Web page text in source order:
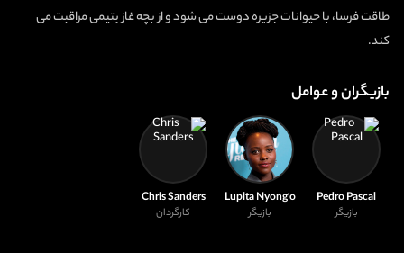
طاقت فرسا، با حیوانات جزیره دوست می شود و از بچه غاز یتیمی مراقبت می
کند.
بازیگران و عوامل
Pedro Pascal
بازیگر
Lupita Nyong'o
بازیگر
Chris Sanders
کارگردان